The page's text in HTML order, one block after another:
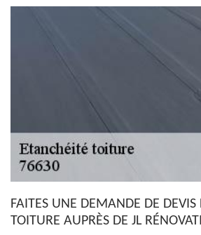
FAITES UNE DEMANDE DE DEVIS
TOITURE AUPRÈS DE JL